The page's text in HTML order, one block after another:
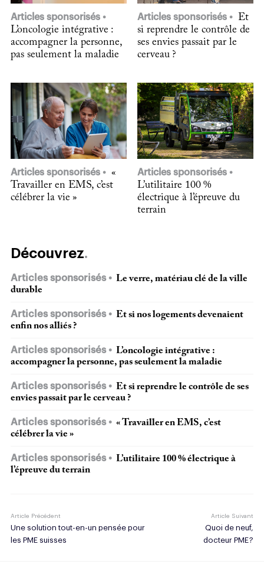
Articles sponsorisés
L’oncologie intégrative :
accompagner la personne,
pas seulement la maladie
Articles sponsorisés
Et
si reprendre le contrôle de
ses envies passait par le
cerveau ?
Articles sponsorisés
«
Travailler en EMS, c’est
célébrer la vie »
Articles sponsorisés
L’utilitaire 100 %
électrique à l’épreuve du
terrain
Découvrez
Articles sponsorisés
Le verre, matériau clé de la ville
durable
Articles sponsorisés
Et si nos logements devenaient
enfin nos alliés ?
Articles sponsorisés
L’oncologie intégrative :
accompagner la personne, pas seulement la maladie
Articles sponsorisés
Et si reprendre le contrôle de ses
envies passait par le cerveau ?
Articles sponsorisés
« Travailler en EMS, c’est
célébrer la vie »
Articles sponsorisés
L’utilitaire 100 % électrique à
l’épreuve du terrain
Article Précédent
Une solution tout-en-un pensée pour
les PME suisses
Article Suivant
Quoi de neuf,
docteur PME ?